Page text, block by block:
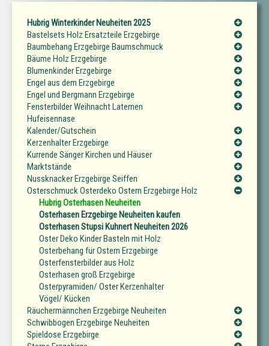
Hubrig Winterkinder Neuheiten 2025
Bastelsets Holz Ersatzteile Erzgebirge
Baumbehang Erzgebirge Baumschmuck
Bäume Holz Erzgebirge
Blumenkinder Erzgebirge
Engel aus dem Erzgebirge
Engel und Bergmann Erzgebirge
Fensterbilder Weihnacht Laternen
Hufeisennase
Kalender/Gutschein
Kerzenhalter Erzgebirge
Kurrende Sänger Kirchen und Häuser
Marktstände
Nussknacker Erzgebirge Seiffen
Osterschmuck Osterdeko Ostern Erzgebirge Holz
Hubrig Osterhasen Neuheiten
Osterhasen Erzgebirge Neuheiten kaufen
Osterhasen Stupsi Kuhnert Neuheiten 2026
Oster Deko Kinder Basteln mit Holz
Osterbehang für Ostern Erzgebirge
Osterfensterbilder aus Holz
Osterhasen groß Erzgebirge
Osterpyramiden/ Oster Kerzenhalter
Vögel/ Kücken
Räuchermännchen Erzgebirge Neuheiten
Schwibbogen Erzgebirge Neuheiten
Spieldose Erzgebirge